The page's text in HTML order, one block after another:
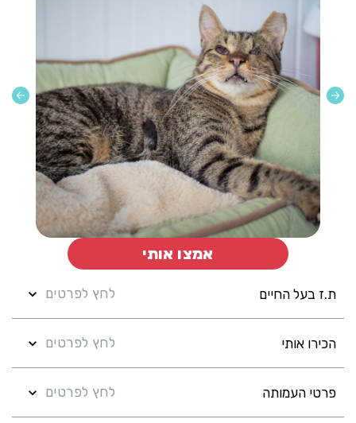
ת.ז בעל החיים לחץ לפרטים
הכירו אותי לחץ לפרטים
פרטי העמותה לחץ לפרטים
אמצו אותי